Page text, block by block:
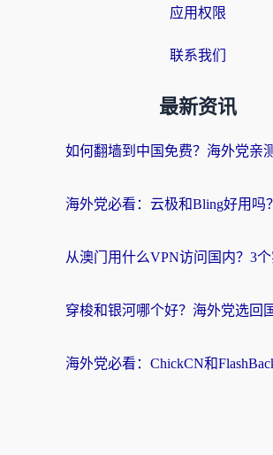
应用权限
联系我们
最新资讯